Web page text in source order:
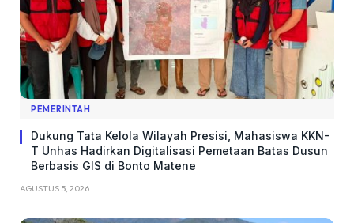
PEMERINTAH
Dukung Tata Kelola Wilayah Presisi, Mahasiswa KKN-
T Unhas Hadirkan Digitalisasi Pemetaan Batas Dusun
Berbasis GIS di Bonto Matene
AGUSTUS 5, 2026